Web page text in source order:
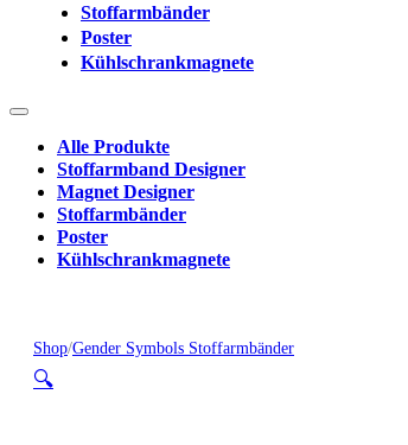
Stoffarmbänder
Poster
Kühlschrankmagnete
Alle Produkte
Stoffarmband Designer
Magnet Designer
Stoffarmbänder
Poster
Kühlschrankmagnete
Shop/Gender Symbols Stoffarmbänder
🔍